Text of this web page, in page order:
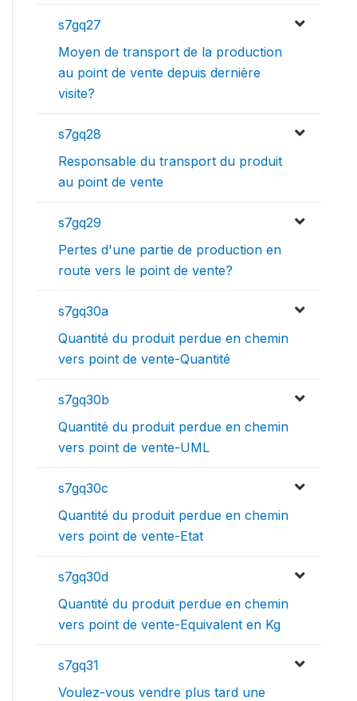
s7gq27
Moyen de transport de la production
au point de vente depuis dernière
visite?
s7gq28
Responsable du transport du produit
au point de vente
s7gq29
Pertes d'une partie de production en
route vers le point de vente?
s7gq30a
Quantité du produit perdue en chemin
vers point de vente-Quantité
s7gq30b
Quantité du produit perdue en chemin
vers point de vente-UML
s7gq30c
Quantité du produit perdue en chemin
vers point de vente-Etat
s7gq30d
Quantité du produit perdue en chemin
vers point de vente-Equivalent en Kg
s7gq31
Voulez-vous vendre plus tard une